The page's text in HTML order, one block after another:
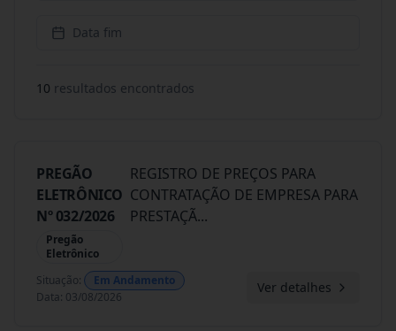
Data fim
10 resultados encontrados
PREGÃO
ELETRÔNICO
Nº 032/2026
Pregão
Eletrônico
REGISTRO DE PREÇOS PARA
CONTRATAÇÃO DE EMPRESA PARA
PRESTAÇÃ...
Situação:
Em Andamento
Data: 03/08/2026
Ver detalhes